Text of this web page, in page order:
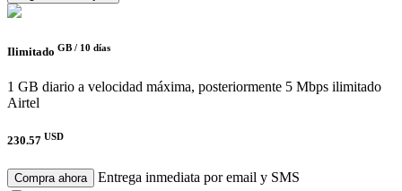
Ilimitado GB / 10 días
1 GB diario a velocidad máxima, posteriormente 5 Mbps ilimitado
Airtel
230.57 USD
Compra ahora
Entrega inmediata por email y SMS